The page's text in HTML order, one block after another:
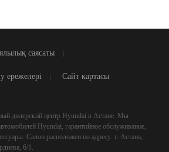
саясаты
ережелері Сайт картасы
дилерский центр Hyundai в Астане. Мы
Hyundai, гарантийное обслуживание,
Салон расположен по адресу: г. Астана,
6/1.